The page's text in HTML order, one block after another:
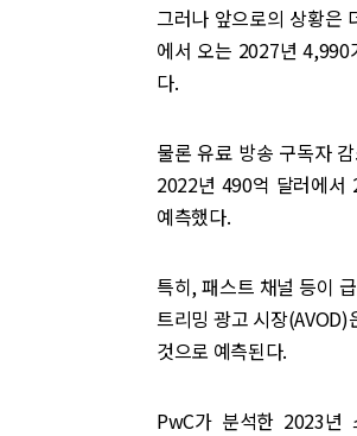
그러나 앞으로의 상황은
에서 오는 2027년 4,990
다.
물론 유료 방송 구독자
2022년 490억 달러에서
예측했다.
특히, 패스트 채널 등이
트리밍 광고 시장
것으로 예측된다.
PwC가 분석한 2023년